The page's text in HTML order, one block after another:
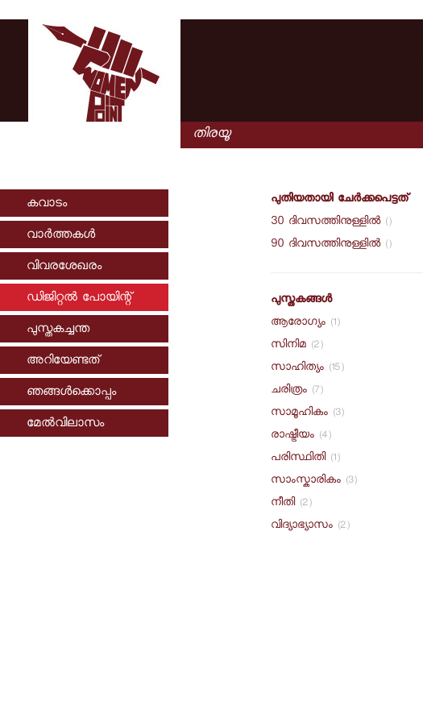
കവാടം
വാര്‍ത്തകള്‍
വിവരശേഖരം
ഡിജിറ്റല്‍ പോയിന്റ്
പുസ്തകച്ചന്ത
അറിയേണ്ടത്
ഞങ്ങള്‍ക്കൊപ്പം
മേല്‍വിലാസം
പുതിയതായി ചേര്‍ക്കപെട്ടത്
30 ദിവസത്തിനുള്ളില്‍ ()
90 ദിവസത്തിനുള്ളില്‍ ()
പുസ്തകങ്ങള്‍
ആരോഗ്യം (1)
സിനിമ (2)
സാഹിത്യം (15)
ചരിത്രം (7)
സാമൂഹികം (3)
രാഷ്ട്രീയം (4)
പരിസ്ഥിതി (1)
സാംസ്കാരികം (3)
നീതി (2)
വിദ്യാഭ്യാസം (2)